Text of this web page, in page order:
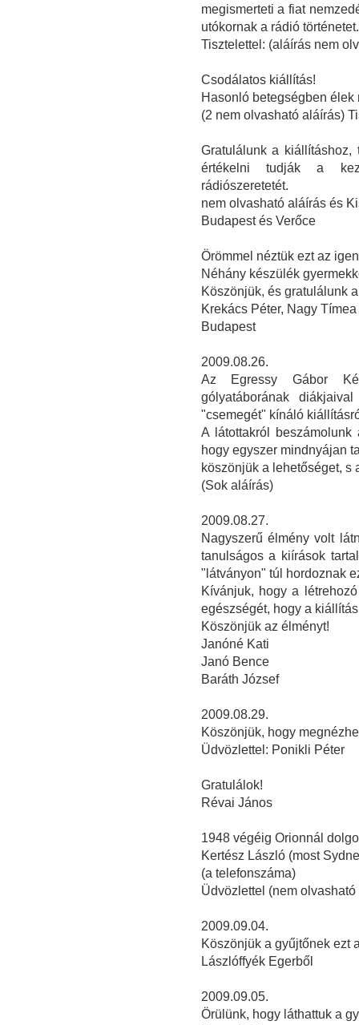
megismerteti a fiat
utókornak a rádió történetet.
Tisztelettel: (aláírás nem
Csodálatos kiállítás!
Hasonló betegségben
(2 nem olvasható aláírás)
Gratulálunk a kiállításhoz,
értékelni tudják a
rádiószeretetét.
nem olvasható aláírás és
Budapest és Verőce
Örömmel néztük ezt az
Néhány készülék
Köszönjük, és gratulálunk
Krekács Péter, Nagy Tímea
Budapest
2009.08.26.
Az Egressy Gábor
gólyatáborának
"csemegét" kínáló
A látottakról
hogy egyszer mindnyájan
köszönjük a lehetőséget, s
(Sok aláírás)
2009.08.27.
Nagyszerű élmény volt
tanulságos a kiírások
"látványon" túl hordoznak
Kívánjuk, hogy a
egészségét, hogy a
Köszönjük az élményt!
Janóné Kati
Janó Bence
Baráth József
2009.08.29.
Köszönjük, hogy
Üdvözlettel: Ponikli Péter
Gratulálok!
Révai János
1948 végéig Orionnál
Kertész László (most
(a telefonszáma)
Üdvözlettel (nem olvasható
2009.09.04.
Köszönjük a gyűjtőnek ezt
Lászlóffyék Egerből
2009.09.05.
Örülünk, hogy láthattuk a